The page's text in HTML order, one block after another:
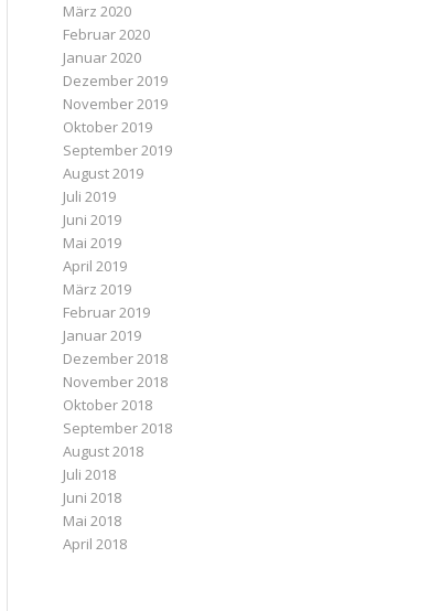
März 2020
Februar 2020
Januar 2020
Dezember 2019
November 2019
Oktober 2019
September 2019
August 2019
Juli 2019
Juni 2019
Mai 2019
April 2019
März 2019
Februar 2019
Januar 2019
Dezember 2018
November 2018
Oktober 2018
September 2018
August 2018
Juli 2018
Juni 2018
Mai 2018
April 2018